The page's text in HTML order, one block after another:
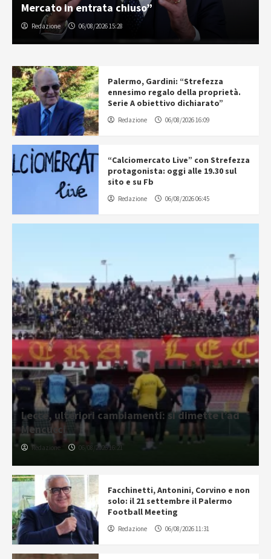
Mercato in entrata chiuso”
Redazione 06/08/2026 15:28
Palermo, Gardini: “Strefezza
ennesimo regalo della proprietà.
Serie A obiettivo dichiarato”
Redazione 06/08/2026 16:09
“Calciomercato Live” con Strefezza
protagonista: oggi alle 19.30 sul
sito e su Fb
Redazione 06/08/2026 06:45
Lecce, ulteriori cambiamenti: si dimette l’ad
Mencucci
Redazione 06/08/2026 16:21
Facchinetti, Antonini, Corvino e non
solo: il 21 settembre il Palermo
Football Meeting
Redazione 06/08/2026 11:31